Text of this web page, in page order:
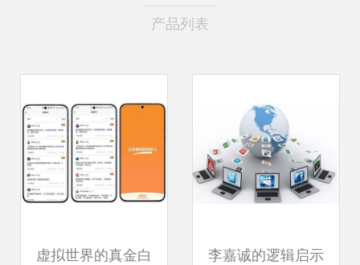
产品列表
虚拟世界的真金白 李嘉诚的逻辑启示